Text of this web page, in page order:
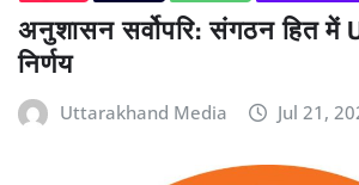
अनुशासन सर्वोपरि: संगठन हित में
निर्णय
Uttarakhand Media Jul 21,